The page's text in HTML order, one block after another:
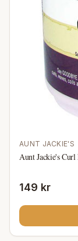
AUNT JACKIE'S
Aunt Jackie's
149 kr